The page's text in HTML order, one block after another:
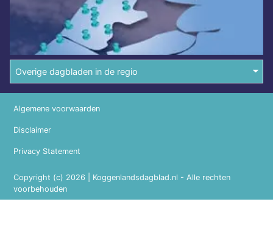
Overige dagbladen in de regio
Copyright (c) 2026 | Koggenlandsdagblad.nl - Alle rechten
voorbehouden
Algemene voorwaarden
Disclaimer
Privacy Statement